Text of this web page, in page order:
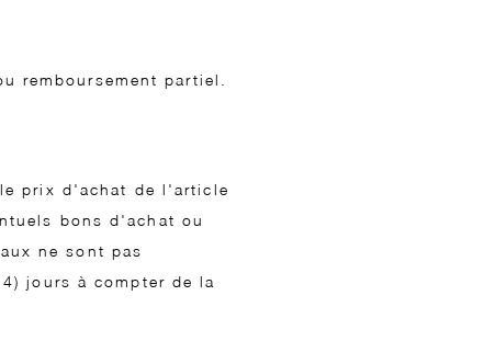
remboursement partiel.
le prix d'achat de l'article
bons d'achat ou
ne sont pas
jours à compter de la